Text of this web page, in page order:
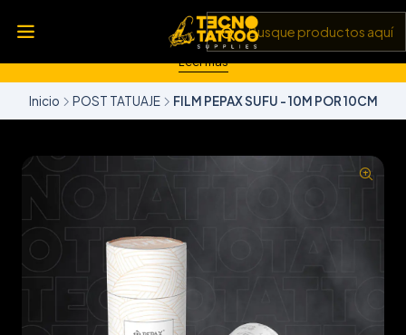
💥 Insumos, máquinas y tecnología de punta 💻 Todo lo que
necesitas para llevar tu arte al siguiente nivel 🎨 Calidad garantizada
Leer más
Inicio POST TATUAJE FILM PEPAX SUFU - 10M POR 10CM